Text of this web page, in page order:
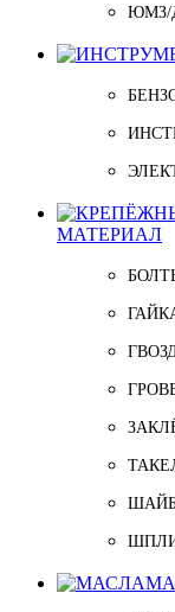
ЮМЗ/
МАТЕРИАЛ